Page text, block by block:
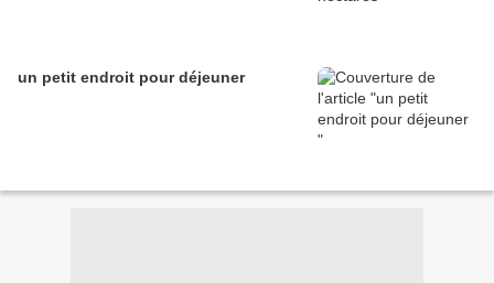
un petit endroit pour déjeuner